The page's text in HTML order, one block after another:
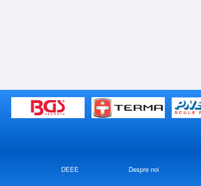
DEEE Despre noi